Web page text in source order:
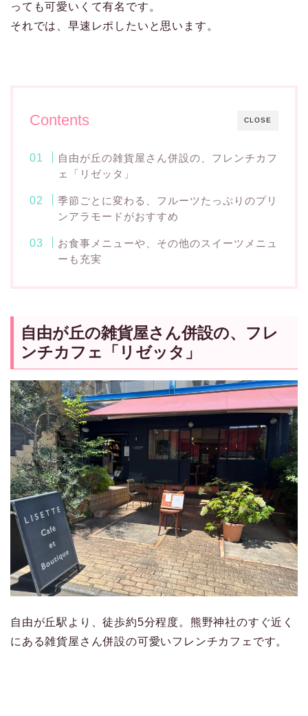
っても可愛いくて有名です。
それでは、早速レポしたいと思います。
CLOSE
Contents
自由が丘の雑貨屋さん併設の、フレンチカフ
ェ「リゼッタ」
季節ごとに変わる、フルーツたっぷりのプリ
ンアラモードがおすすめ
お食事メニューや、その他のスイーツメニュ
ーも充実
自由が丘の雑貨屋さん併設の、フレ
ンチカフェ「リゼッタ」
自由が丘駅より、徒歩約5分程度。熊野神社のすぐ近く
にある雑貨屋さん併設の可愛いフレンチカフェです。